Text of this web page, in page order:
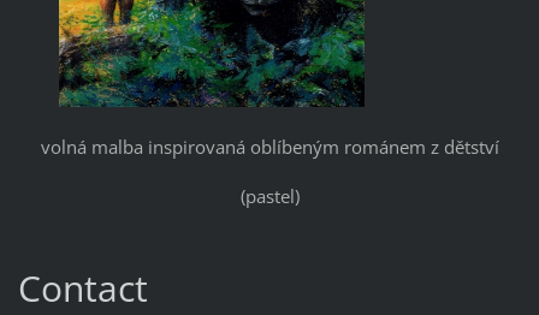
volná malba inspirovaná oblíbeným románem z dětství
(pastel)
Contact